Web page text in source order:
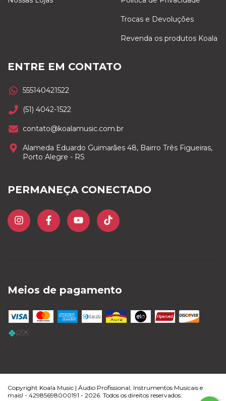
Trocas e Devoluções
Revenda os produtos Koala
ENTRE EM CONTATO
555140421522
(51) 4042-1522
contato@koalamusic.com.br
Alameda Eduardo Guimarães 48, Bairro Três Figueiras,
Porto Alegre - RS
PERMANEÇA CONECTADO
Meios de pagamento
Copyright Koala Music | Áudio Profissional, Instrumentos Musicais e
mais! - 42985698000191 - 2026. Todos os direitos reservados.